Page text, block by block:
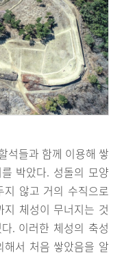
석들과 함께 이용해 쌓
박았다. 성돌의 모양
않고 거의 수직으로
체성이 무너지는 것
. 이러한 체성의 축성
서 처음 쌓았음을 알